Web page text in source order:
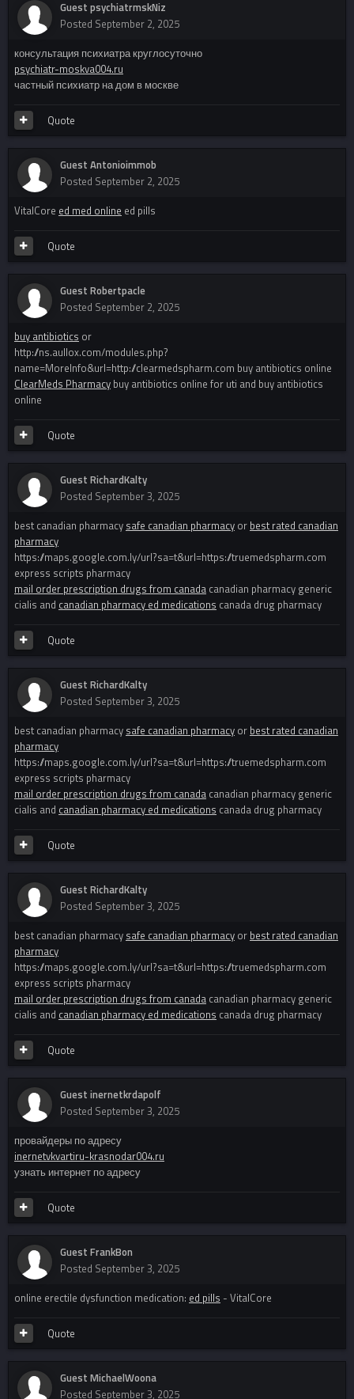
Guest psychiatrmskNiz
Posted September 2, 2025
консультация психиатра круглосуточно
psychiatr-moskva004.ru
частный психиатр на дом в москве
Quote
Guest Antonioimmob
Posted September 2, 2025
VitalCore ed med online ed pills
Quote
Guest Robertpacle
Posted September 2, 2025
buy antibiotics or
http://ns.aullox.com/modules.php?
name=MoreInfo&url=http://clearmedspharm.com buy antibiotics online
ClearMeds Pharmacy buy antibiotics online for uti and buy antibiotics
online
Quote
Guest RichardKalty
Posted September 3, 2025
best canadian pharmacy safe canadian pharmacy or best rated canadian
pharmacy
https://maps.google.com.ly/url?sa=t&url=https://truemedspharm.com
express scripts pharmacy
mail order prescription drugs from canada canadian pharmacy generic
cialis and canadian pharmacy ed medications canada drug pharmacy
Quote
Guest RichardKalty
Posted September 3, 2025
best canadian pharmacy safe canadian pharmacy or best rated canadian
pharmacy
https://maps.google.com.ly/url?sa=t&url=https://truemedspharm.com
express scripts pharmacy
mail order prescription drugs from canada canadian pharmacy generic
cialis and canadian pharmacy ed medications canada drug pharmacy
Quote
Guest RichardKalty
Posted September 3, 2025
best canadian pharmacy safe canadian pharmacy or best rated canadian
pharmacy
https://maps.google.com.ly/url?sa=t&url=https://truemedspharm.com
express scripts pharmacy
mail order prescription drugs from canada canadian pharmacy generic
cialis and canadian pharmacy ed medications canada drug pharmacy
Quote
Guest inernetkrdapolf
Posted September 3, 2025
провайдеры по адресу
inernetvkvartiru-krasnodar004.ru
узнать интернет по адресу
Quote
Guest FrankBon
Posted September 3, 2025
online erectile dysfunction medication: ed pills - VitalCore
Quote
Guest MichaelWoona
Posted September 3, 2025